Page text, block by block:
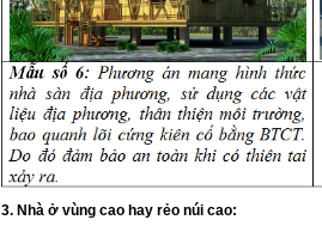
3. Nhà ở vùng cao hay rẻo núi cao: